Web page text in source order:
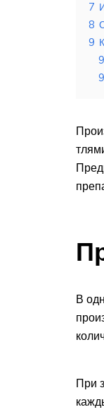
7
8
9
В
При